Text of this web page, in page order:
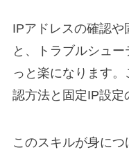
IPアドレスの確認や
と、トラブルシュ
っと楽になります
認方法と固定IP設定
このスキルが身に